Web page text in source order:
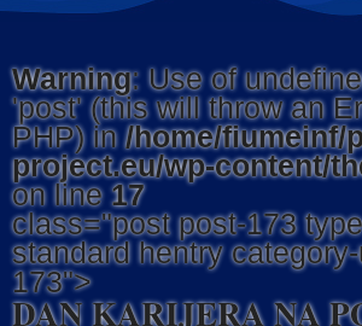
Warning: Use of
'post' (this will throw an
PHP) in/home/fiumeinf/
project.eu/wp-content/
on line 17
class="post post-173
standard hentry
173">
DAN KARIJERA NA